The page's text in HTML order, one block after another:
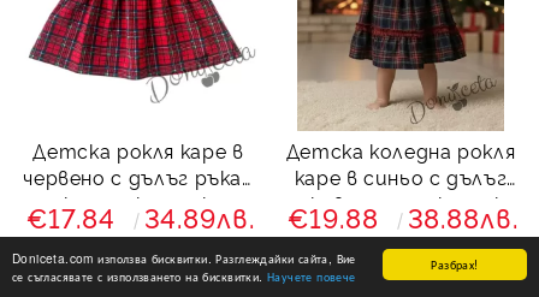
Разбрах!
Doniceta.com използва бисквитки. Разглеждайки сайта, Вие
се съгласявате с използването на бисквитки. Научете повече
Детска рокля каре в
червено с дълъг ръкав
и с къдрички от каре
Карена
€17.84 34.89лв.
Виж детайли
Детска коледна рокля
каре в синьо с дълъг
ръкав с панделка и яка
в червено Карена
€19.88 38.88лв.
Виж детайли